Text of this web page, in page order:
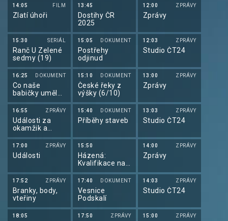
14:05 FILM
Zlatí úhoři
15:30 SERIÁL
Ranč U Zelené
sedmy (19)
16:25 DOKUMENT
Co naše
babičky uměly
a na co my
jsme
zapomněli
16:55 ZPRÁVY
Události za
okamžik a
počasí
17:00 ZPRÁVY
Události
17:52 ZPRÁVY
Branky, body,
vteřiny
18:05
13:45
Dostihy ČR
2025
15:05 DOKUMENT
Postřehy
odjinud
15:10 DOKUMENT
České řeky z
výšky (6/10)
15:40 DOKUMENT
Příběhy staveb
15:50
Házená:
Kvalifikace na
ME mužů 2026
17:40 DOKUMENT
Vesnice
Podskalí
17:50 ZPRÁVY
12:00 ZPRÁVY
Zprávy
12:03 ZPRÁVY
Studio ČT24
13:00 ZPRÁVY
Zprávy
13:03 ZPRÁVY
Studio ČT24
14:00 ZPRÁVY
Zprávy
14:03 ZPRÁVY
Studio ČT24
15:00 ZPRÁVY